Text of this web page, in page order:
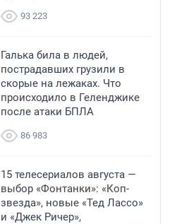
93 223
Галька била в людей,
пострадавших грузили в
скорые на лежаках. Что
происходило в Геленджике
после атаки БПЛА
86 983
15 телесериалов августа —
выбор «Фонтанки»: «Коп-
звезда», новые «Тед Лассо»
и «Джек Ричер»,